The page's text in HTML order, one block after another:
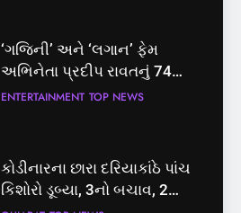
‘ગજિની’ અને ‘લગાન’ ફેમ
અભિનેતા પ્રદીપ રાવતનું 74
વર્ષની વયે નિધન, બ્લડ કેન્સર
ENTERTAINMENT TOP NEWS
કોડીનારના છારા દરિયાકાંઠે પાંચ
કિશોરો ડૂબ્યા, 3નો બચાવ, 2